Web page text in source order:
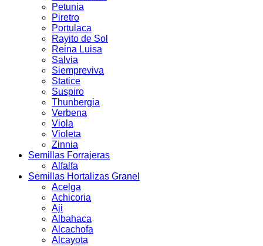
Petunia
Piretro
Portulaca
Rayito de Sol
Reina Luisa
Salvia
Siempreviva
Statice
Suspiro
Thunbergia
Verbena
Viola
Violeta
Zinnia
Semillas Forrajeras
Alfalfa
Semillas Hortalizas Granel
Acelga
Achicoria
Aji
Albahaca
Alcachofa
Alcayota